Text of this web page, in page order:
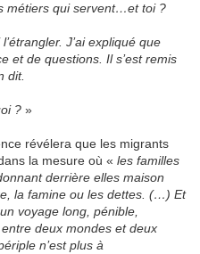
métiers qui servent…et toi ?
J’ai expliqué que
et de questions. Il s’est remis
dit.
? »
révélera que les migrants
la mesure où « les familles
derrière elles maison
la famine ou les dettes. (…) Et
voyage long, pénible,
deux mondes et deux
n’est plus à